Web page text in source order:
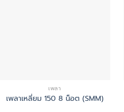
เพลา
เพลาเหลี่ยม 150 8 น็อต (SMM)